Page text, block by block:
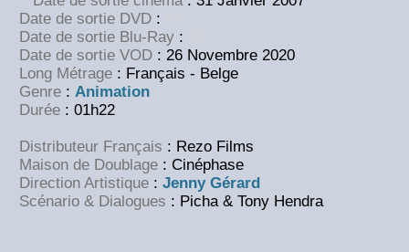
Date de sortie DVD :
Date de sortie Blu-Ray :
Date de sortie VOD : 26 Novembre 2020
Long Métrage : Français - Belge
Genre : Animation
Durée : 01h22
Distributeur Français : Rezo Films
Maison de Doublage : Cinéphase
Direction Artistique : Jenny Gérard
Scénario & Dialogues : Picha & Tony Hendra